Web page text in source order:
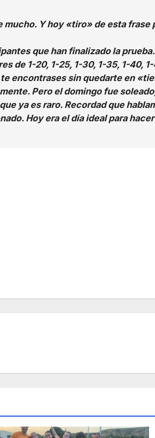
Y hoy «tiro» de esta frase
que han finalizado la prueba.
de 1-20, 1-25, 1-30, 1-35, 1-40,
encontrases sin quedarte en
Pero el domingo fue
ya es raro. Recordad que
Hoy era el día ideal para